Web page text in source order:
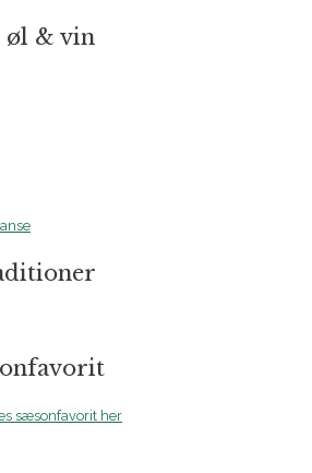
øl & vin
sæsonfavorit her